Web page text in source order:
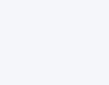
جامعه بحرانی به معنای متوسط
است. اگر در همان زمان قدرت